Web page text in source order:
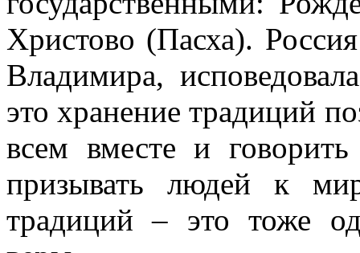
Христово (Пасха).
Владимира,
это хранение традиций
всем вместе и
призывать людей к
традиций – это тоже